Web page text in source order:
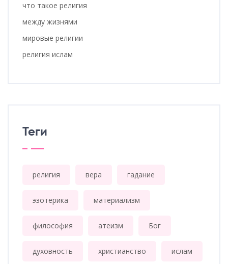
что такое религия
между жизнями
мировые религии
религия ислам
Теги
религия вера гадание
эзотерика материализм
философия атеизм Бог
духовность христианство ислам